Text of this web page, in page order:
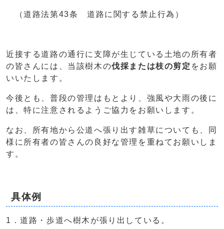
（道路法第43条 道路に関する禁止行為）
近接する道路の通行に支障が生じている土地の所有者
の皆さんには、当該樹木の伐採または枝の剪定 をお願
いいたします。
今後とも、普段の管理はもとより、強風や大雨の後に
は、特に注意されるようご協力をお願いします。
なお、所有地から公道へ張り出す雑草についても、同
様に所有者の皆さんの良好な管理を重ねてお願いしま
す。
具体例
1．道路・歩道へ樹木が張り出している。